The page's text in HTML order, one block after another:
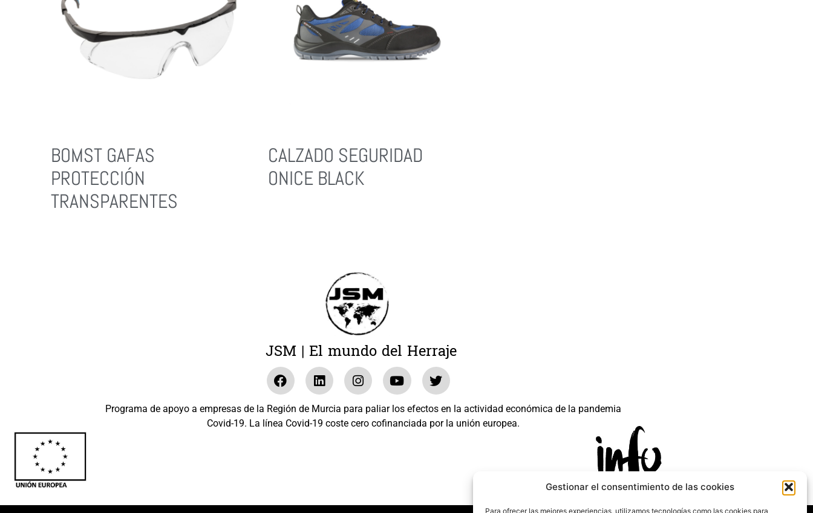
Gestionar el consentimiento de las cookies
Para ofrecer las mejores experiencias, utilizamos tecnologías como las cookies para
BOMST GAFAS
PROTECCIÓN
TRANSPARENTES
CALZADO SEGURIDAD
ONICE BLACK
JSM | El mundo del Herraje
Programa de apoyo a empresas de la Región de Murcia para paliar los efectos en la actividad económica de la pandemia
Covid-19. La línea Covid-19 coste cero cofinanciada por la unión europea.